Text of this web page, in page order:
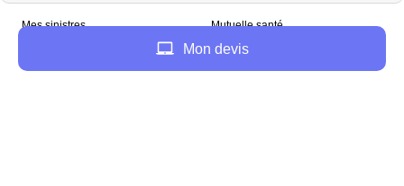
Mes sinistres
Mutuelle santé
Mon devis